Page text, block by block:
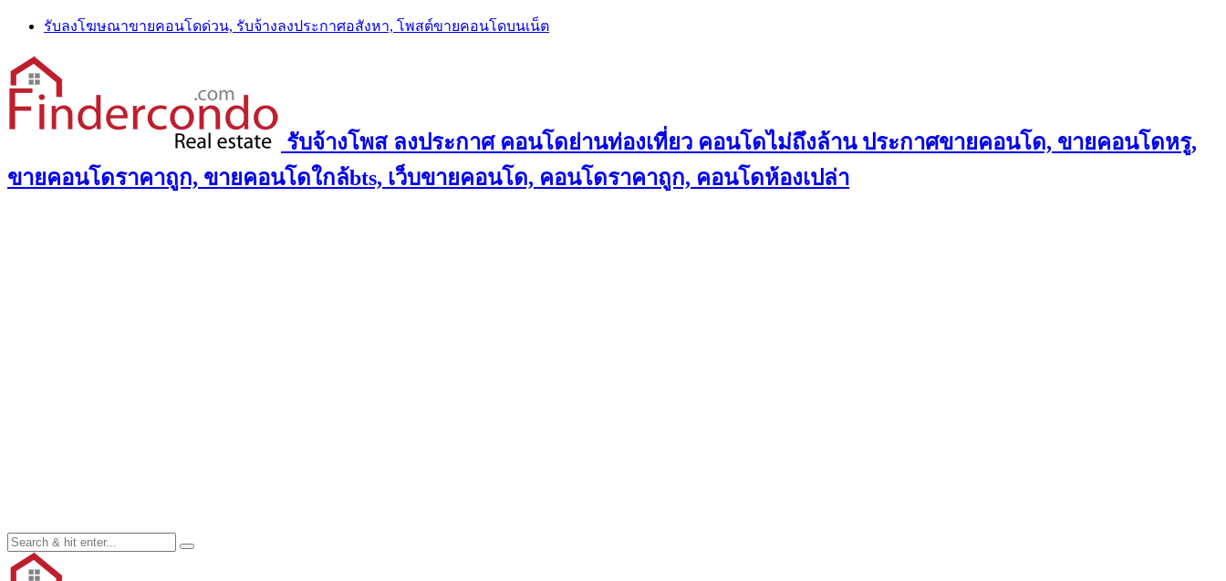
Skip
content
รับลงโฆษณาขายคอนโดด่วน, รับจ้างลงประกาศอสังหา, โพสต์ขายคอนโดบนเน็ต
รับจ้างโพส ลงประกาศ คอนโดย่านท่องเที่ยว คอนโดไม่ถึงล้าน ประกาศขายคอนโด, ขายคอนโดหรู,
ขายคอนโดราคาถูก, ขายคอนโดใกล้bts, เว็บขายคอนโด, คอนโดราคาถูก, คอนโดห้องเปล่า